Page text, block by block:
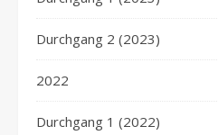
Durchgang 2 (2023)
2022
Durchgang 1 (2022)